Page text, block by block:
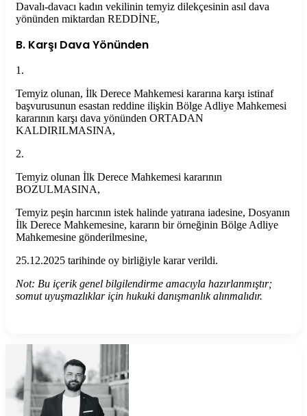
Davalı-davacı kadın vekilinin temyiz dilekçesinin asıl dava
yönünden miktardan REDDİNE,
B. Karşı Dava Yönünden
1.
Temyiz olunan, İlk Derece Mahkemesi kararına karşı istinaf
başvurusunun esastan reddine ilişkin Bölge Adliye Mahkemesi
kararının karşı dava yönünden ORTADAN
KALDIRILMASINA,
2.
Temyiz olunan İlk Derece Mahkemesi kararının
BOZULMASINA,
Temyiz peşin harcının istek halinde yatırana iadesine, Dosyanın
İlk Derece Mahkemesine, kararın bir örneğinin Bölge Adliye
Mahkemesine gönderilmesine,
25.12.2025 tarihinde oy birliğiyle karar verildi.
Not: Bu içerik genel bilgilendirme amacıyla hazırlanmıştır;
somut uyuşmazlıklar için hukuki danışmanlık alınmalıdır.